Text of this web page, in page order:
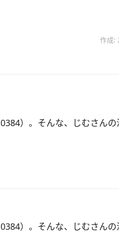
作成:
）。そんな、じむさんの
）。そんな、じむさんの